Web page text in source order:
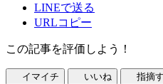
LINEで送る
URLコピー
この記事を評価しよう！
イマイチ いいね 指摘